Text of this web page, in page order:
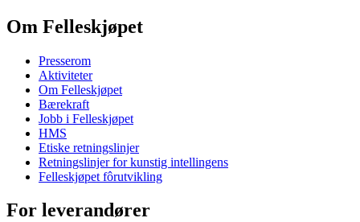
Om Felleskjøpet
Presserom
Aktiviteter
Om Felleskjøpet
Bærekraft
Jobb i Felleskjøpet
HMS
Etiske retningslinjer
Retningslinjer for kunstig intellingens
Felleskjøpet fôrutvikling
For leverandører